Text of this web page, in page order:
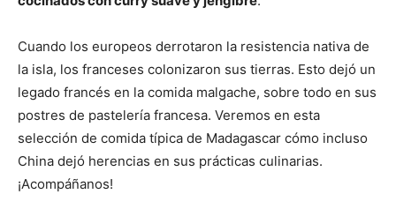
Cuando los europeos derrotaron la resistencia nativa de
la isla, los franceses colonizaron sus tierras. Esto dejó un
legado francés en la comida malgache, sobre todo en sus
postres de pastelería francesa. Veremos en esta
selección de comida típica de Madagascar cómo incluso
China dejó herencias en sus prácticas culinarias.
¡Acompáñanos!